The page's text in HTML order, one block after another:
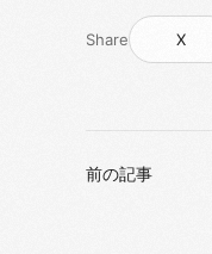
Share X
前の記事